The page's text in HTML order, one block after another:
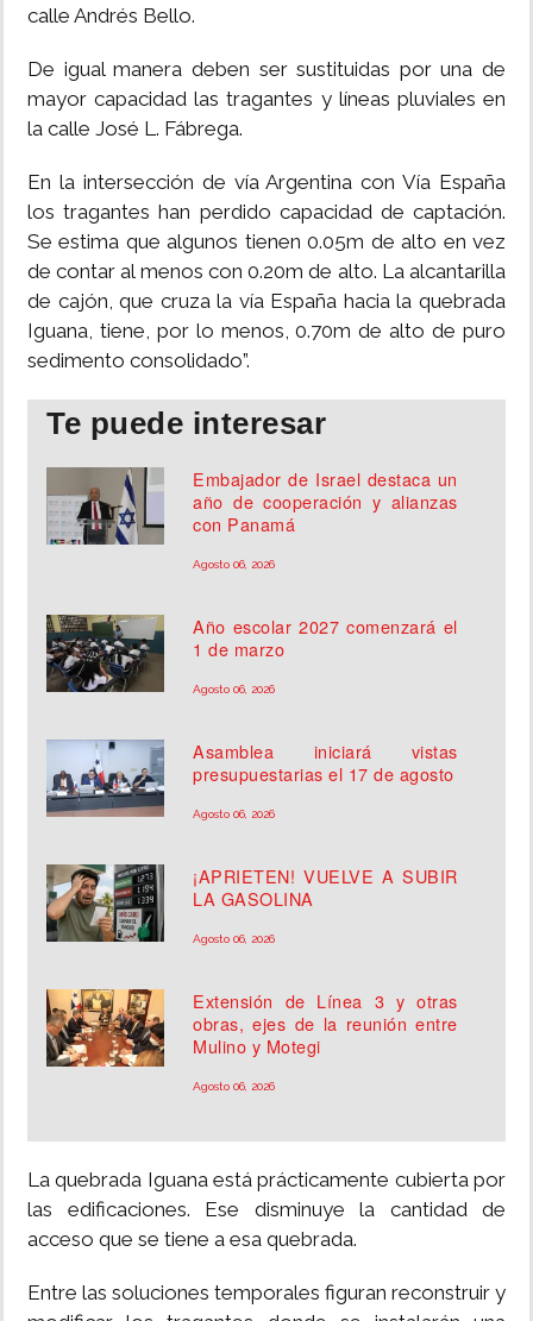
calle Andrés Bello.
De igual manera deben ser sustituidas por una de
mayor capacidad las tragantes y líneas pluviales en
la calle José L. Fábrega.
En la intersección de vía Argentina con Vía España
los tragantes han perdido capacidad de captación.
Se estima que algunos tienen 0.05m de alto en vez
de contar al menos con 0.20m de alto. La alcantarilla
de cajón, que cruza la vía España hacia la quebrada
Iguana, tiene, por lo menos, 0.70m de alto de puro
sedimento consolidado”.
Te puede interesar
Embajador de Israel destaca un
año de cooperación y alianzas
con Panamá
Agosto 06, 2026
Año escolar 2027 comenzará el
1 de marzo
Agosto 06, 2026
Asamblea iniciará vistas
presupuestarias el 17 de agosto
Agosto 06, 2026
¡APRIETEN! VUELVE A SUBIR
LA GASOLINA
Agosto 06, 2026
Extensión de Línea 3 y otras
obras, ejes de la reunión entre
Mulino y Motegi
Agosto 06, 2026
La quebrada Iguana está prácticamente cubierta por
las edificaciones. Ese disminuye la cantidad de
acceso que se tiene a esa quebrada.
Entre las soluciones temporales figuran reconstruir y